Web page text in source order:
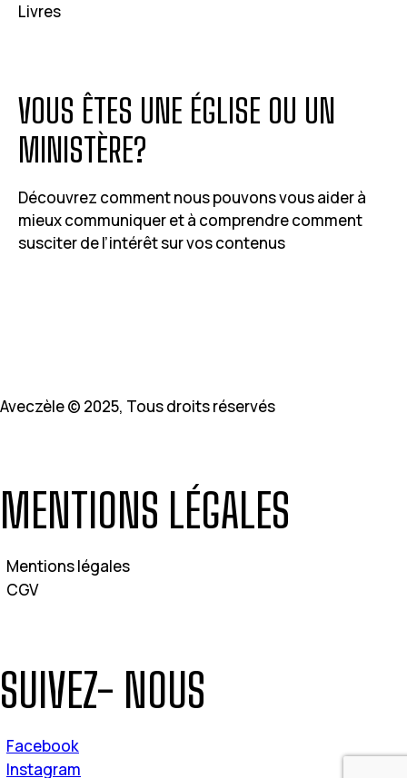
Livres
VOUS ÊTES UNE ÉGLISE OU UN
MINISTÈRE?
Découvrez comment nous pouvons vous aider à
mieux communiquer et à comprendre comment
susciter de l’intérêt sur vos contenus
Aveczèle © 2025, Tous droits réservés
MENTIONS LÉGALES
Mentions légales
CGV
SUIVEZ- NOUS
Facebook
Instagram